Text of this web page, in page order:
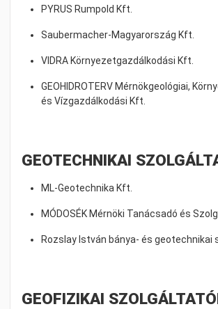
PYRUS Rumpold Kft.
Saubermacher-Magyarország Kft.
VIDRA Környezetgazdálkodási Kft.
GEOHIDROTERV Mérnökgeológiai,
és Vízgazdálkodási Kft.
GEOTECHNIKAI
ML-Geotechnika Kft.
MÓDOSÉK Mérnöki Tanácsadó és
Rozslay István bánya- és geotechnikai
GEOFIZIKAI